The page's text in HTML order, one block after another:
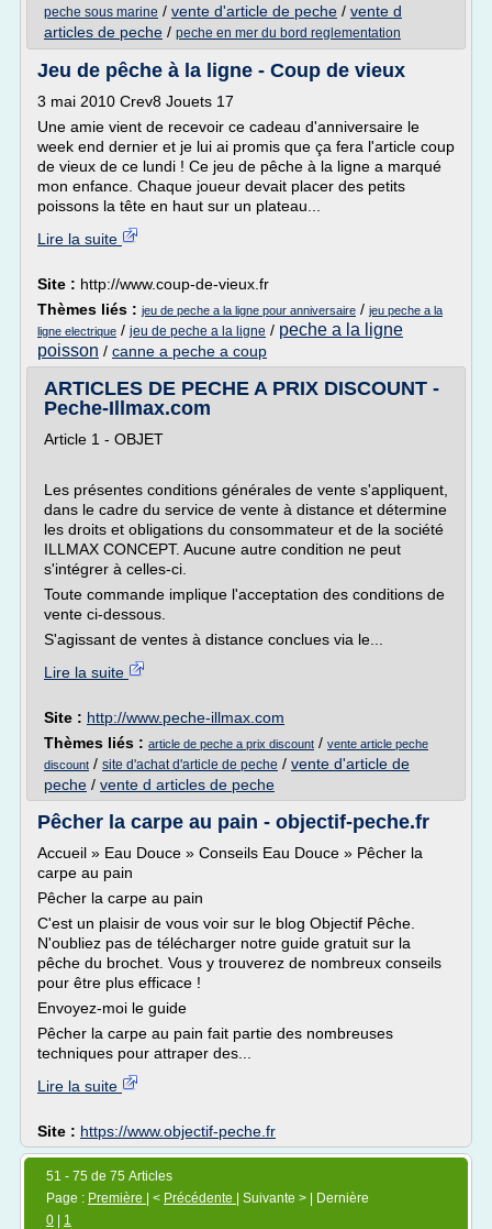
peche sous marine / vente d'article de peche / vente d
articles de peche / peche en mer du bord reglementation
Jeu de pêche à la ligne - Coup de vieux
3 mai 2010 Crev8 Jouets 17
Une amie vient de recevoir ce cadeau d'anniversaire le
week end dernier et je lui ai promis que ça fera l'article coup
de vieux de ce lundi ! Ce jeu de pêche à la ligne a marqué
mon enfance. Chaque joueur devait placer des petits
poissons la tête en haut sur un plateau...
Lire la suite
Site : http://www.coup-de-vieux.fr
Thèmes liés : jeu de peche a la ligne pour anniversaire / jeu peche a la
ligne electrique / jeu de peche a la ligne / peche a la ligne
poisson / canne a peche a coup
ARTICLES DE PECHE A PRIX DISCOUNT -
Peche-Illmax.com
Article 1 - OBJET
Les présentes conditions générales de vente s'appliquent,
dans le cadre du service de vente à distance et détermine
les droits et obligations du consommateur et de la société
ILLMAX CONCEPT. Aucune autre condition ne peut
s'intégrer à celles-ci.
Toute commande implique l'acceptation des conditions de
vente ci-dessous.
S'agissant de ventes à distance conclues via le...
Lire la suite
Site : http://www.peche-illmax.com
Thèmes liés : article de peche a prix discount / vente article peche
discount / site d'achat d'article de peche / vente d'article de
peche / vente d articles de peche
Pêcher la carpe au pain - objectif-peche.fr
Accueil » Eau Douce » Conseils Eau Douce » Pêcher la
carpe au pain
Pêcher la carpe au pain
C'est un plaisir de vous voir sur le blog Objectif Pêche.
N'oubliez pas de télécharger notre guide gratuit sur la
pêche du brochet. Vous y trouverez de nombreux conseils
pour être plus efficace !
Envoyez-moi le guide
Pêcher la carpe au pain fait partie des nombreuses
techniques pour attraper des...
Lire la suite
Site : https://www.objectif-peche.fr
51 - 75 de 75 Articles
Page : Première | < Précédente
| Suivante > | Dernière
0
1